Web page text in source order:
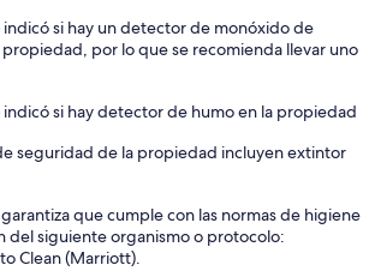
indicó si hay un detector de monóxido de
por lo que se recomienda llevar uno
indicó si hay detector de humo en la propiedad
seguridad de la propiedad incluyen extintor
que cumple con las normas de higiene
del siguiente organismo o protocolo:
Clean (Marriott).